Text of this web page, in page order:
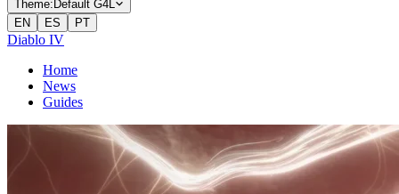
Theme: Default G4L
EN
ES PT
Diablo IV
Home
News
Guides